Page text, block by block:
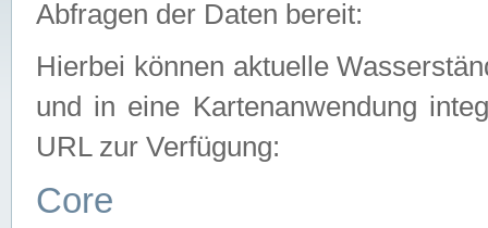
Abfragen der Daten bereit:
Hierbei können aktuelle
und in eine Kartenanwendung
URL zur Verfügung:
Core